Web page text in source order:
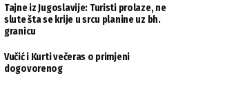
Tajne iz Jugoslavije: Turisti prolaze, ne
slute šta se krije u srcu planine uz bh.
granicu
Vučić i Kurti večeras o primjeni
dogovorenog